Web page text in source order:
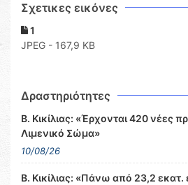
Σχετικες εικόνες
1
JPEG - 167,9 KB
Δραστηριότητες
Β. Κικίλιας: «Έρχονται 420 νέες
Λιμενικό Σώμα»
10/08/26
Β. Κικίλιας: «Πάνω από 23,2 εκατ.